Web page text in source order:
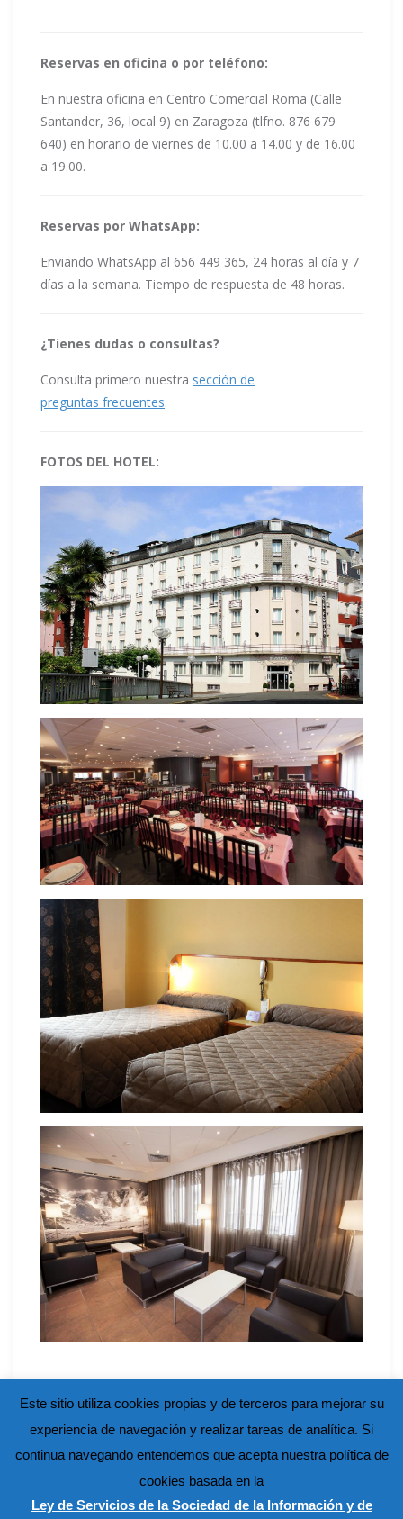
Reservas en oficina o por teléfono:
En nuestra oficina en Centro Comercial Roma (Calle
Santander, 36, local 9) en Zaragoza (tlfno. 876 679
640) en horario de viernes de 10.00 a 14.00 y de 16.00
a 19.00.
Reservas por WhatsApp:
Enviando WhatsApp al 656 449 365, 24 horas al día y 7
días a la semana. Tiempo de respuesta de 48 horas.
¿Tienes dudas o consultas?
Consulta primero nuestra sección de
preguntas frecuentes.
FOTOS DEL HOTEL:
Este sitio utiliza cookies propias y de terceros para mejorar su
experiencia de navegación y realizar tareas de analítica. Si
continua navegando entendemos que acepta nuestra política de
cookies basada en la
Ley de Servicios de la Sociedad de la Información y de